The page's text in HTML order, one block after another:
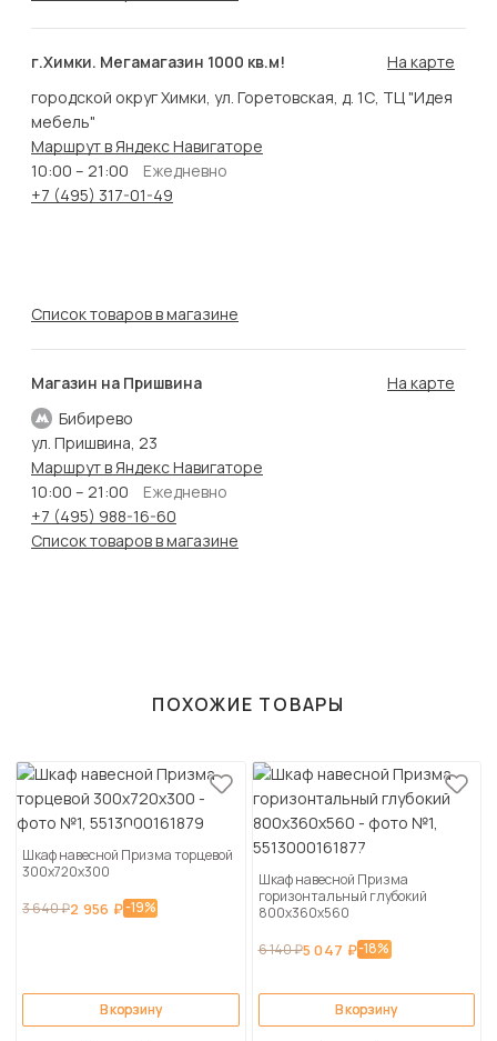
г.Химки. Мегамагазин 1000 кв.м!
На карте
городской округ Химки, ул. Горетовская, д. 1С, ТЦ "Идея
мебель"
Маршрут в Яндекс Навигаторе
10:00 – 21:00
Ежедневно
+7 (495) 317-01-49
Список товаров в магазине
Магазин на Пришвина
Бибирево
На карте
ул. Пришвина, 23
Маршрут в Яндекс Навигаторе
10:00 – 21:00
Ежедневно
+7 (495) 988-16-60
Список товаров в магазине
ПОХОЖИЕ ТОВАРЫ
Шкаф навесной Призма торцевой
300х720х300
3 640 ₽2 956 ₽-19%
В корзину
Шкаф навесной Призма
горизонтальный глубокий
800х360х560
6 140 ₽5 047 ₽-18%
В корзину